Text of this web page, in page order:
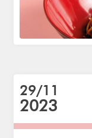
29/11
2023